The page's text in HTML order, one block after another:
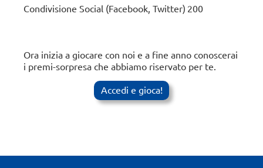
Condivisione Social (Facebook, Twitter) 200
Ora inizia a giocare con noi e a fine anno conoscerai
i premi-sorpresa che abbiamo riservato per te.
Accedi e gioca!